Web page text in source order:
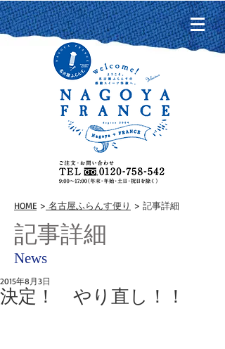
HOME > 名古屋ふらんす便り > 記事詳細
記事詳細
News
決定！ やり直し！！
2015年8月3日